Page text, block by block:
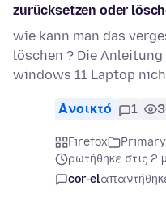
zurücksetzen oder
wie kann man das
löschen ? Die
windows 11 Laptop
Ανοικτό 1
Firefox
ρωτήθηκε στις 2
cor-el